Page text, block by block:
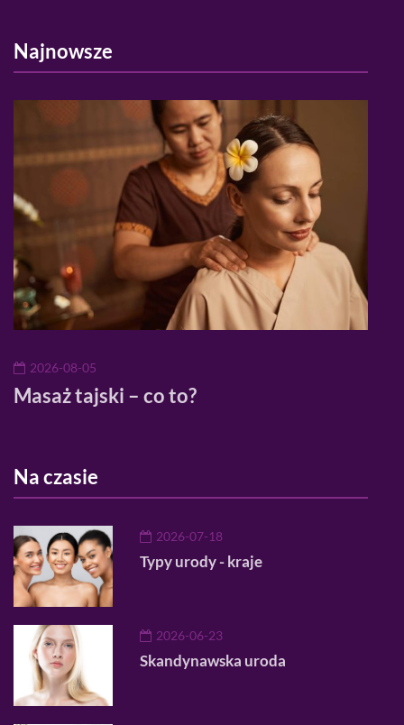
Najnowsze
2026-08-05
Masaż tajski – co to?
Na czasie
2026-07-18
Typy urody - kraje
2026-06-23
Skandynawska uroda